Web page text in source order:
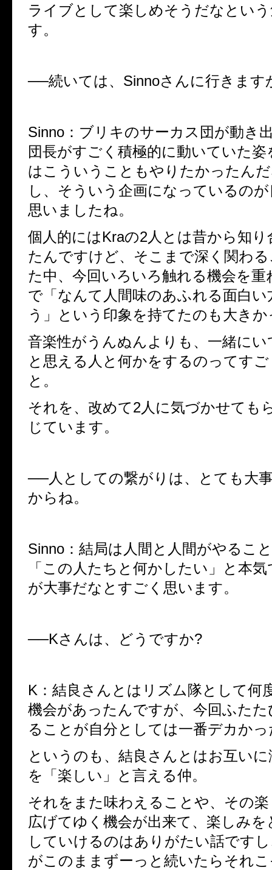
ライブとして楽しめそうだなとい
す。
──続いては、Sinnoさんに行きます
Sinno：ブリキのサーカス団が動き
団長がすごく積極的に動いていた姿
はこういうこともやりたかったん
し、そういう企画になっているの
思いましたね。
個人的にはKraの2人とは昔から知
たんですけど、そこまで深く関わ
た中、今回いろいろ触れる機会を
で「なんて人間味のあふれる面白
う」という印象を持てたのも大きか
音楽性がうんぬんよりも、一緒にい
と思える人と何かをするのってす
と。
それを、改めて2人に気づかせても
じています。
──人としての繋がりは、とても大
からね。
Sinno：結局は人間と人間がやるこ
「この人たちと何かしたい」と本
が大事だなとすごく思います。
──Kさんは、どうですか?
K：結良さんとはリズム隊として何
機会があったんですが、今回ふたた
ることが自分としては一番デカかっ
というのも、結良さんとはお互い
を「楽しい」と言える仲。
それをまた味わえることや、その
広げてゆく機会が出来て、楽しみ
していけるのはありがたい話です
がこのままずーっと続いたらそれ